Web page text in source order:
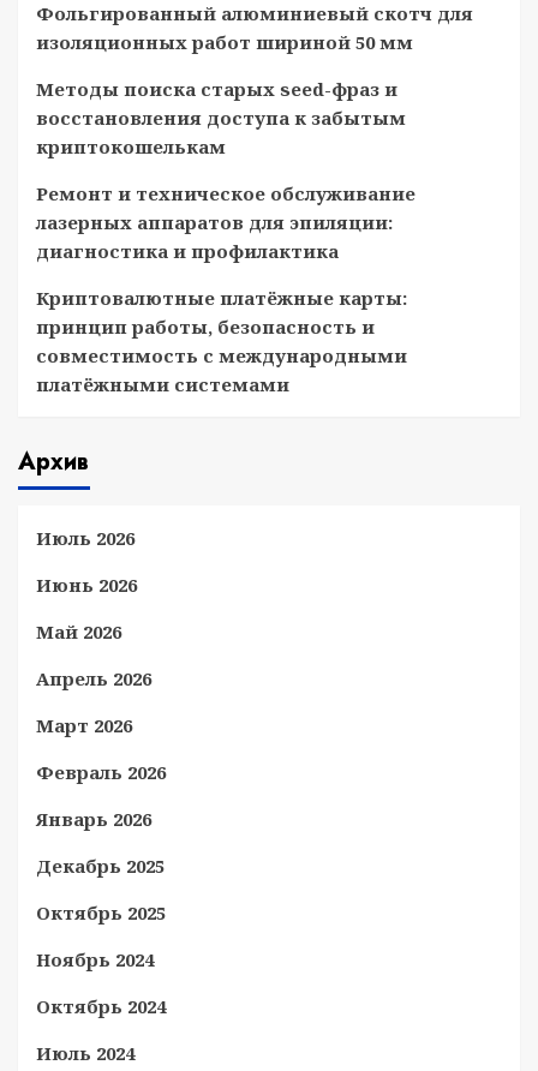
Фольгированный алюминиевый скотч для
изоляционных работ шириной 50 мм
Методы поиска старых seed-фраз и
восстановления доступа к забытым
криптокошелькам
Ремонт и техническое обслуживание
лазерных аппаратов для эпиляции:
диагностика и профилактика
Криптовалютные платёжные карты:
принцип работы, безопасность и
совместимость с международными
платёжными системами
Архив
Июль 2026
Июнь 2026
Май 2026
Апрель 2026
Март 2026
Февраль 2026
Январь 2026
Декабрь 2025
Октябрь 2025
Ноябрь 2024
Октябрь 2024
Июль 2024